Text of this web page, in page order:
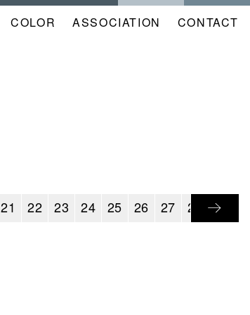
COLOR NAVIGATION
ASSOCIATION CONTACT
21 22 23 24 25 26 27 28 29